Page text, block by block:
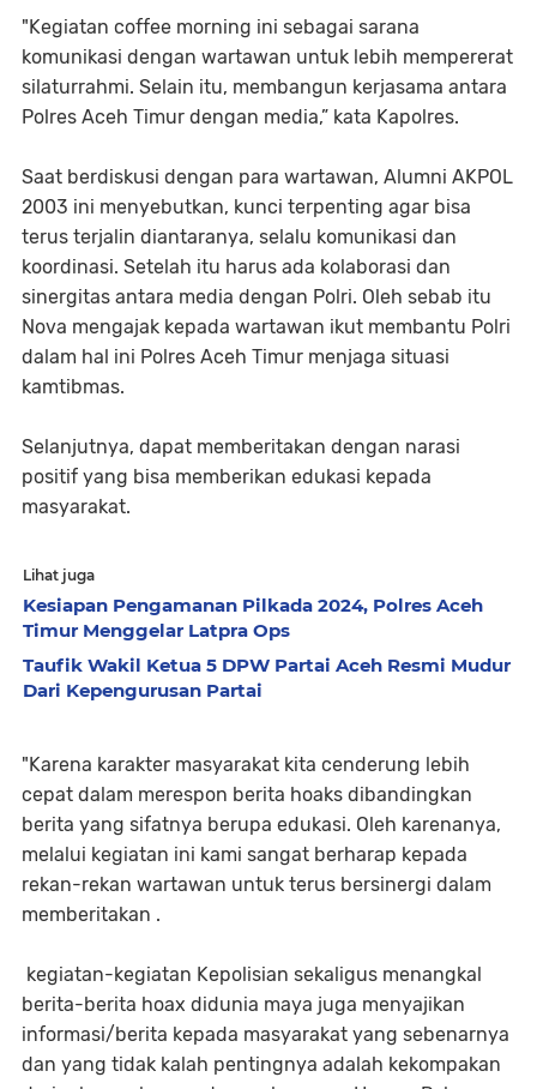
"Kegiatan coffee morning ini sebagai sarana
komunikasi dengan wartawan untuk lebih mempererat
silaturrahmi. Selain itu, membangun kerjasama antara
Polres Aceh Timur dengan media,” kata Kapolres.
Saat berdiskusi dengan para wartawan, Alumni AKPOL
2003 ini menyebutkan, kunci terpenting agar bisa
terus terjalin diantaranya, selalu komunikasi dan
koordinasi. Setelah itu harus ada kolaborasi dan
sinergitas antara media dengan Polri. Oleh sebab itu
Nova mengajak kepada wartawan ikut membantu Polri
dalam hal ini Polres Aceh Timur menjaga situasi
kamtibmas.
Selanjutnya, dapat memberitakan dengan narasi
positif yang bisa memberikan edukasi kepada
masyarakat.
Lihat juga
Kesiapan Pengamanan Pilkada 2024, Polres Aceh
Timur Menggelar Latpra Ops
Taufik Wakil Ketua 5 DPW Partai Aceh Resmi Mudur
Dari Kepengurusan Partai
"Karena karakter masyarakat kita cenderung lebih
cepat dalam merespon berita hoaks dibandingkan
berita yang sifatnya berupa edukasi. Oleh karenanya,
melalui kegiatan ini kami sangat berharap kepada
rekan-rekan wartawan untuk terus bersinergi dalam
memberitakan .
kegiatan-kegiatan Kepolisian sekaligus menangkal
berita-berita hoax didunia maya juga menyajikan
informasi/berita kepada masyarakat yang sebenarnya
dan yang tidak kalah pentingnya adalah kekompakan